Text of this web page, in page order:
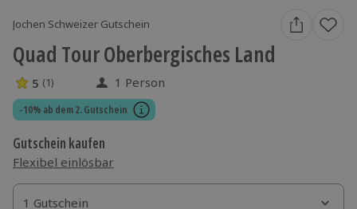
Jochen Schweizer Gutschein
Quad Tour Oberbergisches Land
5 Sterne von 5 aus 1 Bewertungen
5 (1) 1 Person
-10% ab dem 2. Gutschein
Gutschein kaufen
Flexibel einlösbar
1 Gutschein
1 Gutschein